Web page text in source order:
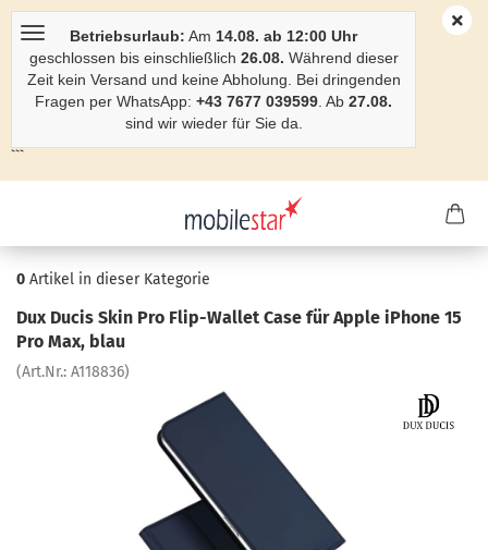
Betriebsurlaub: Am 14.08. ab 12:00 Uhr
geschlossen bis einschließlich 26.08. Während dieser
Zeit kein Versand und keine Abholung. Bei dringenden
Fragen per WhatsApp: +43 7677 039599 . Ab 27.08.
sind wir wieder für Sie da.
```
0 Artikel in dieser Kategorie
Dux Ducis Skin Pro Flip-​Wallet Case für Apple iPho­ne 15
Pro Max, blau
(Art.Nr.: A118836)